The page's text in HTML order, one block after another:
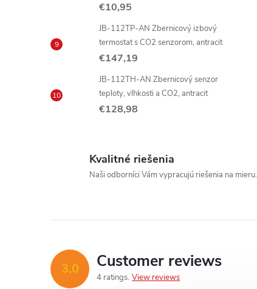
€10,95
JB-112TP-AN Zbernicový izbový
termostat s CO2 senzorom, antracit
€147,19
JB-112TH-AN Zbernicový senzor
teploty, vlhkosti a CO2, antracit
€128,98
Kvalitné riešenia
Naši odborníci Vám vypracujú riešenia na mieru.
3,0 Customer reviews
4 ratings View reviews